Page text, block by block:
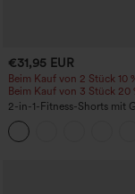
€31,95 EUR
Beim Kauf von 2 Stück 10
Beim Kauf von 3 Stück 20
2-in-1-Fitness-Shorts mit
und seitlicher versteckter